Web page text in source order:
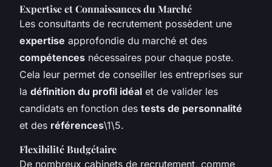
Expertise et Connaissances du Marché
Les consultants de recrutement possèdent une
expertise approfondie du marché et des
compétences nécessaires pour chaque poste.
Cela leur permet de conseiller les entreprises sur
la définition du profil idéal et de valider les
candidats en fonction des tests de personnalité
et des références\1\5.
Flexibilité Budgétaire
De nombreux cabinets de recrutement, comme